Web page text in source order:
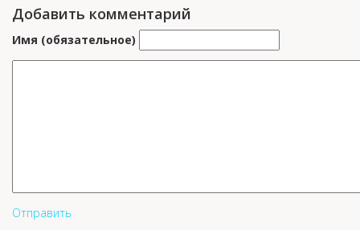
Добавить комментарий
Имя (обязательное)
Отправить